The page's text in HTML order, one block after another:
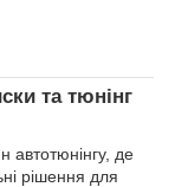
та тюнінг
автотюнінгу, де
рішення для